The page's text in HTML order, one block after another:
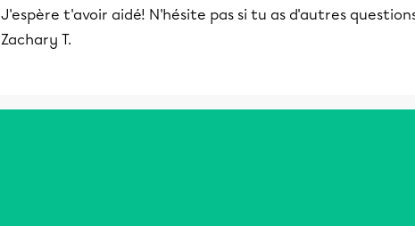
J'espère t'avoir aidé! N'hésite pas si tu as d'autres
Zachary T.